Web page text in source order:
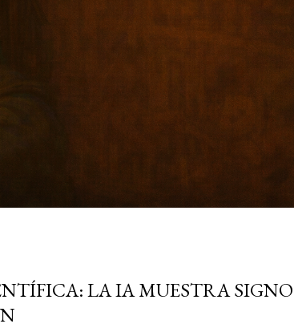
LA IA MUESTRA